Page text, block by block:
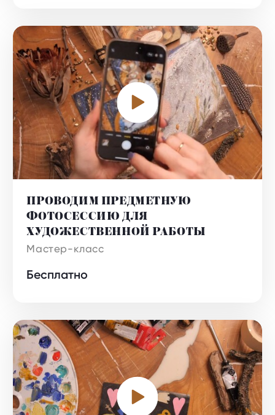
Бесплатно
ПРОВОДИМ ПРЕДМЕТНУЮ
ФОТОСЕССИЮ ДЛЯ
ХУДОЖЕСТВЕННОЙ РАБОТЫ